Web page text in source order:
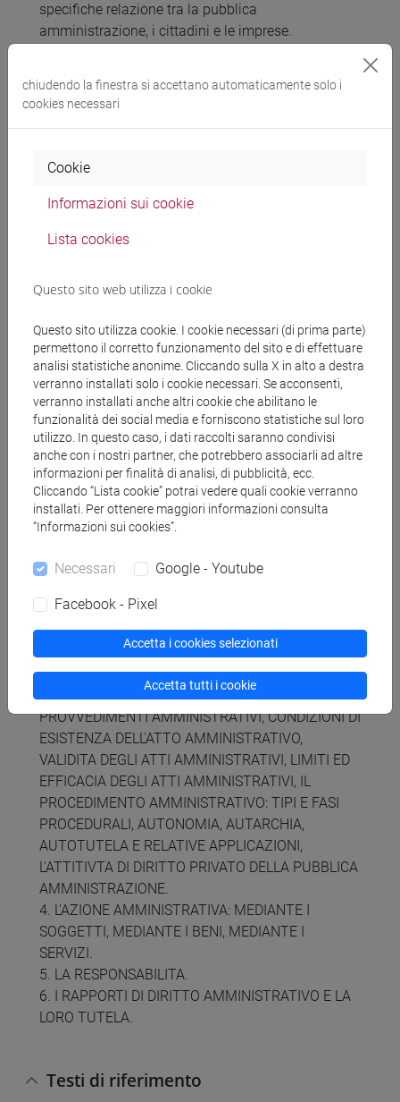
specifiche relazione tra la pubblica
amministrazione, i cittadini e le imprese.
ciascuno di essi nel quadro dei rapporti tra la
3. Capacità di giudizio
3.2 Identificare, distinguere e mettere in relazione
diritto multilivello.
ricomporli ad unità nel quadro dei rapporti tra
Prerequisiti
Istituzioni di Diritto Pubblico
Contenuti
LO STATO, LA SOVRANITA, FUNZIONE E POTERI
DIRITTO AMMINISTRATIVO.
2. LA PUBBLICA AMMINISTRAZIONE,
L'ORGANIZZAZIONE AMMINISTRATIVA.
3. L'ATTIVITA AMMINISTRATIVA: CONCETTI
GENERALI, ATTI AMMINISTRATIVI E
PROVVEDIMENTI AMMINISTRATIVI, CONDIZIONI DI
ESISTENZA DELL'ATTO AMMINISTRATIVO,
VALIDITA DEGLI ATTI AMMINISTRATIVI, LIMITI ED
EFFICACIA DEGLI ATTI AMMINISTRATIVI, IL
PROCEDIMENTO AMMINISTRATIVO: TIPI E FASI
PROCEDURALI, AUTONOMIA, AUTARCHIA,
AUTOTUTELA E RELATIVE APPLICAZIONI,
L'ATTITIVTA DI DIRITTO PRIVATO DELLA PUBBLICA
AMMINISTRAZIONE.
4. L'AZIONE AMMINISTRATIVA: MEDIANTE I
SOGGETTI, MEDIANTE I BENI, MEDIANTE I
SERVIZI.
5. LA RESPONSABILITA.
6. I RAPPORTI DI DIRITTO AMMINISTRATIVO E LA
LORO TUTELA.
Testi di riferimento
chiudendo la finestra si accettano automaticamente solo i
cookies necessari
Cookie
Informazioni sui cookie
Lista cookies
Questo sito web utilizza i cookie
Questo sito utilizza cookie. I cookie necessari (di prima parte)
permettono il corretto funzionamento del sito e di effettuare
analisi statistiche anonime. Cliccando sulla X in alto a destra
verranno installati solo i cookie necessari. Se acconsenti,
verranno installati anche altri cookie che abilitano le
funzionalità dei social media e forniscono statistiche sul loro
utilizzo. In questo caso, i dati raccolti saranno condivisi
anche con i nostri partner, che potrebbero associarli ad altre
informazioni per finalità di analisi, di pubblicità, ecc.
Cliccando “Lista cookie” potrai vedere quali cookie verranno
installati. Per ottenere maggiori informazioni consulta
“Informazioni sui cookies”.
Necessari Google - Youtube
Facebook - Pixel
Accetta i cookies selezionati
Accetta tutti i cookie